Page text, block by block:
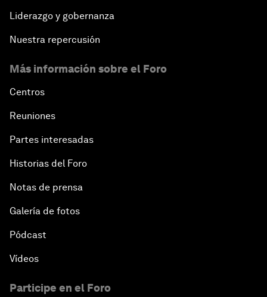
Liderazgo y gobernanza
Nuestra repercusión
Más información sobre el Foro
Centros
Reuniones
Partes interesadas
Historias del Foro
Notas de prensa
Galería de fotos
Pódcast
Vídeos
Participe en el Foro